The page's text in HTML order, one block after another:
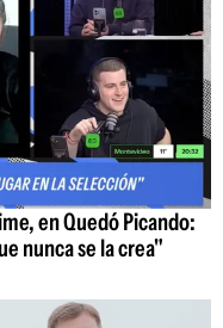
en Quedó Picando:
nunca se la crea"